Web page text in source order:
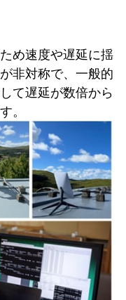
め速度や遅延に揺
非対称で、一般的
て遅延が数倍から
。